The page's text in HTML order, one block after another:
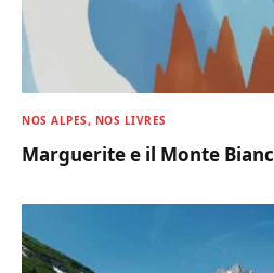
NOS ALPES, NOS LIVRES
Marguerite e il Monte